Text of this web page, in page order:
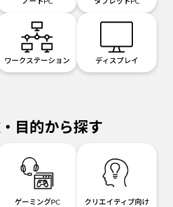
ワークステーション ディスプレイ
目的から探す
ゲーミングPC
クリエイティブ向け